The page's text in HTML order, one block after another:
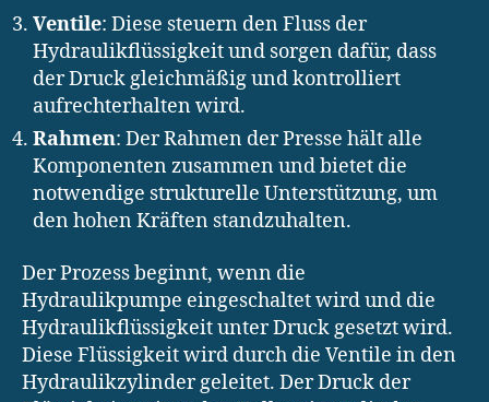
Ventile: Diese steuern den Fluss der
Hydraulikflüssigkeit und sorgen dafür, dass
der Druck gleichmäßig und kontrolliert
aufrechterhalten wird.
Rahmen: Der Rahmen der Presse hält alle
Komponenten zusammen und bietet die
notwendige strukturelle Unterstützung, um
den hohen Kräften standzuhalten.
Der Prozess beginnt, wenn die
Hydraulikpumpe eingeschaltet wird und die
Hydraulikflüssigkeit unter Druck gesetzt wird.
Diese Flüssigkeit wird durch die Ventile in den
Hydraulikzylinder geleitet. Der Druck der